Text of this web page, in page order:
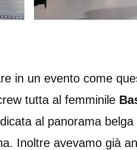
in un evento come
tutta al femminile
al panorama
Inoltre avevamo già